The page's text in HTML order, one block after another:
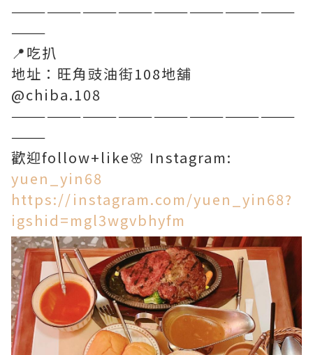
————————————————————————
———
📍吃扒
地址：旺角豉油街108地舖
@chiba.108
————————————————————————
———
歡迎follow+like🌸 Instagram:
yuen_yin68
https://instagram.com/yuen_yin68?
igshid=mgl3wgvbhyfm